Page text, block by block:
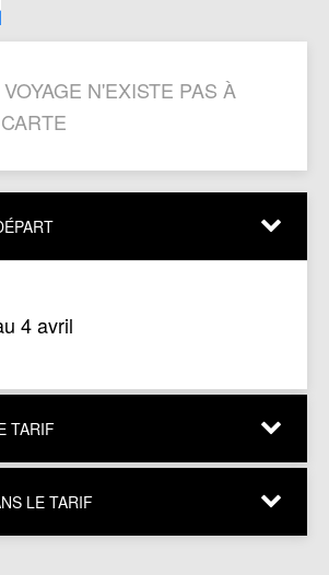
N'EXISTE PAS À
4 avril
TARIF
avec taxes d’aéroport
LE TARIF